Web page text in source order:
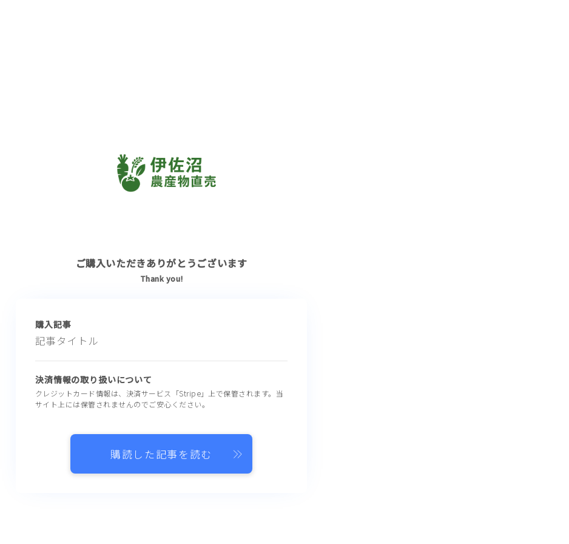
ご購入いただきありがとうございます
Thank you!
購入記事
記事タイトル
決済情報の取り扱いについて
クレジットカード情報は、決済サービス「Stripe」上で保管されます。当
サイト上には保管されませんのでご安心ください。
購読した記事を読む